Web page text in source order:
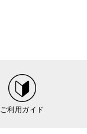
ご利用ガイド